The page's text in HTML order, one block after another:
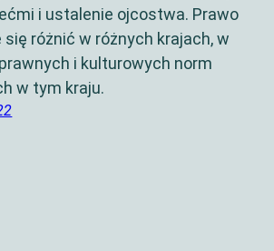
i ustalenie ojcostwa. Prawo
się różnić w różnych krajach, w
i kulturowych norm
w tym kraju.